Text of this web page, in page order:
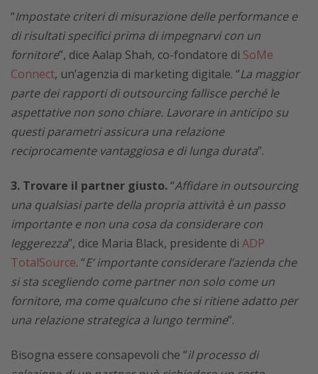
“Impostate criteri di misurazione delle performance e
di risultati specifici prima di impegnarvi con un
fornitore”, dice Aalap Shah, co-fondatore di SoMe
Connect, un’agenzia di marketing digitale. “La maggior
parte dei rapporti di outsourcing fallisce perché le
aspettative non sono chiare. Lavorare in anticipo su
questi parametri assicura una relazione
reciprocamente vantaggiosa e di lunga durata”.
3. Trovare il partner giusto.“Affidare in outsourcing
una qualsiasi parte della propria attività è un passo
importante e non una cosa da considerare con
leggerezza”, dice Maria Black, presidente di ADP
TotalSource. “E’ importante considerare l’azienda che
si sta scegliendo come partner non solo come un
fornitore, ma come qualcuno che si ritiene adatto per
una relazione strategica a lungo termine”.
Bisogna essere consapevoli che “il processo di